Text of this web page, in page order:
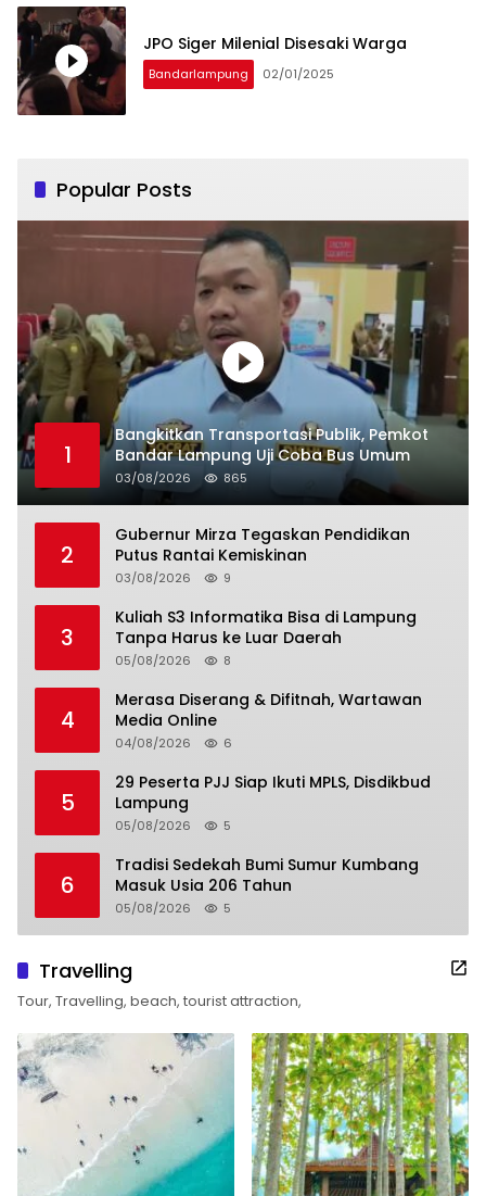
JPO Siger Milenial Disesaki Warga
Bandarlampung 02/01/2025
Popular Posts
1
Bangkitkan Transportasi Publik, Pemkot
Bandar Lampung Uji Coba Bus Umum
03/08/2026 865
2
Gubernur Mirza Tegaskan Pendidikan
Putus Rantai Kemiskinan
03/08/2026 9
3
Kuliah S3 Informatika Bisa di Lampung
Tanpa Harus ke Luar Daerah
05/08/2026 8
4
Merasa Diserang & Difitnah, Wartawan
Media Online
04/08/2026 6
5
29 Peserta PJJ Siap Ikuti MPLS, Disdikbud
Lampung
05/08/2026 5
6
Tradisi Sedekah Bumi Sumur Kumbang
Masuk Usia 206 Tahun
05/08/2026 5
Travelling
Tour, Travelling, beach, tourist attraction,